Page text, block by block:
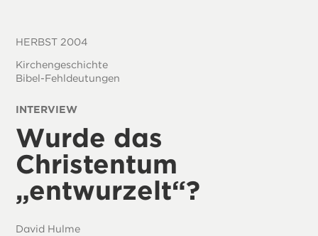
HERBST 2004
Kirchengeschichte
Bibel-Fehldeutungen
INTERVIEW
Wurde das
Christentum
„entwurzelt“?
David Hulme